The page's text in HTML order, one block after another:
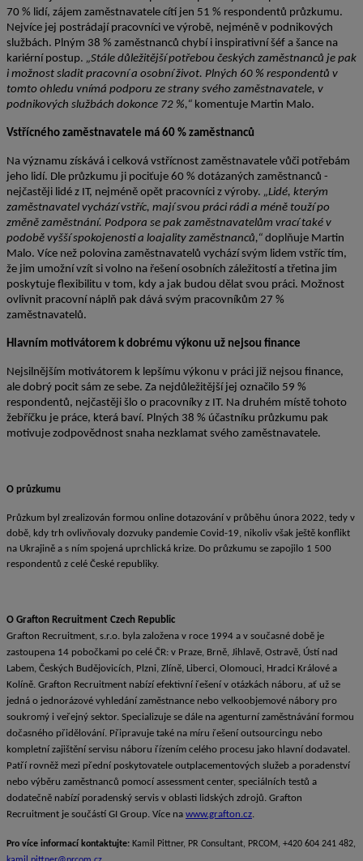
70 % lidí, zájem zaměstnavatele cítí jen 51 % respondentů průzkumu.
Nejvíce jej postrádají pracovníci ve výrobě, nejméně v podnikových
službách. Plným 38 % zaměstnanců chybí i inspirativní šéf a šance na
kariérní postup. „Stále důležitější potřebou českých zaměstnanců je pak
i možnost sladit pracovní a osobní život. Plných 60 % respondentů v
tomto ohledu vnímá podporu ze strany svého zaměstnavatele, v
podnikových službách dokonce 72 %,“ komentuje Martin Malo.
Vstřícného zaměstnavatele má 60 % zaměstnanců
Na významu získává i celková vstřícnost zaměstnavatele vůči potřebám
jeho lidí. Dle průzkumu ji pociťuje 60 % dotázaných zaměstnanců -
nejčastěji lidé z IT, nejméně opět pracovníci z výroby. „Lidé, kterým
zaměstnavatel vychází vstříc, mají svou práci rádi a méně touží po
změně zaměstnání. Podpora se pak zaměstnavatelům vrací také v
podobě vyšší spokojenosti a loajality zaměstnanců,“ doplňuje Martin
Malo. Více než polovina zaměstnavatelů vychází svým lidem vstříc tím,
že jim umožní vzít si volno na řešení osobních záležitostí a třetina jim
poskytuje flexibilitu v tom, kdy a jak budou dělat svou práci. Možnost
ovlivnit pracovní náplň pak dává svým pracovníkům 27 %
zaměstnavatelů.
Hlavním motivátorem k dobrému výkonu už nejsou finance
Nejsilnějším motivátorem k lepšímu výkonu v práci již nejsou finance,
ale dobrý pocit sám ze sebe. Za nejdůležitější jej označilo 59 %
respondentů, nejčastěji šlo o pracovníky z IT. Na druhém místě tohoto
žebříčku je práce, která baví. Plných 38 % účastníku průzkumu pak
motivuje zodpovědnost snaha nezklamat svého zaměstnavatele.
O průzkumu
Průzkum byl zrealizován formou online dotazování v průběhu února 2022, tedy v
době, kdy trh ovlivňovaly dozvuky pandemie Covid-19, nikoliv však ještě konflikt
na Ukrajině a s ním spojená uprchlická krize. Do průzkumu se zapojilo 1 500
respondentů z celé České republiky.
O Grafton Recruitment Czech Republic
Grafton Recruitment, s.r.o. byla založena v roce 1994 a v současné době je
zastoupena 14 pobočkami po celé ČR: v Praze, Brně, Jihlavě, Ostravě, Ústí nad
Labem, Českých Budějovicích, Plzni, Zlíně, Liberci, Olomouci, Hradci Králové a
Kolíně. Grafton Recruitment nabízí efektivní řešení v otázkách náboru, ať už se
jedná o jednorázové vyhledání zaměstnance nebo velkoobjemové nábory pro
soukromý i veřejný sektor. Specializuje se dále na agenturní zaměstnávání formou
dočasného přidělování. Připravuje také na míru řešení outsourcingu nebo
kompletní zajištění servisu náboru řízením celého procesu jako hlavní dodavatel.
Patří rovněž mezi přední poskytovatele outplacementových služeb a poradenství
nebo výběru zaměstnanců pomocí assessment center, speciálních testů a
dodatečně nabízí poradenský servis v oblasti lidských zdrojů. Grafton
Recruitment je součástí GI Group. Více na www.grafton.cz.
Pro více informací kontaktujte: Kamil Pittner, PR Consultant, PRCOM, +420 604 241 482,